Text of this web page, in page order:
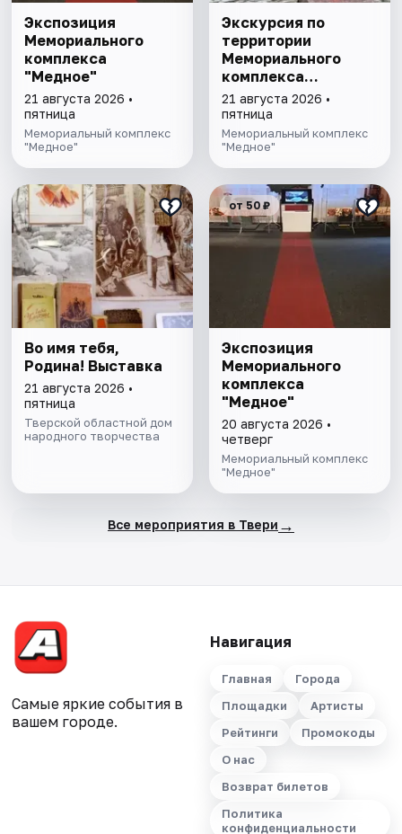
Экспозиция
Мемориального
комплекса
"Медное"
21 августа 2026 •
пятница
Мемориальный комплекс
"Медное"
Экскурсия по
территории
Мемориального
комплекса
"Медное"
21 августа 2026 •
пятница
Мемориальный комплекс
"Медное"
Во имя тебя,
Родина! Выставка
21 августа 2026 •
пятница
Тверской областной дом
народного творчества
от 50 ₽
Экспозиция
Мемориального
комплекса
"Медное"
20 августа 2026 •
четверг
Мемориальный комплекс
"Медное"
Все мероприятия в Твери →
Самые яркие события в
вашем городе.
Навигация
Главная
Города
Площадки
Артисты
Рейтинги
Промокоды
О нас
Возврат билетов
Политика
конфиденциальности